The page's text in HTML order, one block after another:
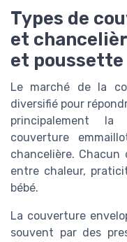
Types de
et
et poussette
Le marché de la
diversifié pour
principalement la
couverture
chancelière.
entre chaleur,
bébé.
La couverture
souvent par des